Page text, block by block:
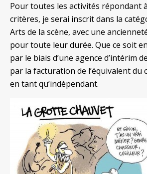
Pour toutes les activités répondant
critères, je serai inscrit dans la
Arts de la scène, avec une
pour toute leur durée. Que ce soit
par le biais d’une agence d’intérim
par la facturation de l’équivalent du
en tant qu’indépendant.